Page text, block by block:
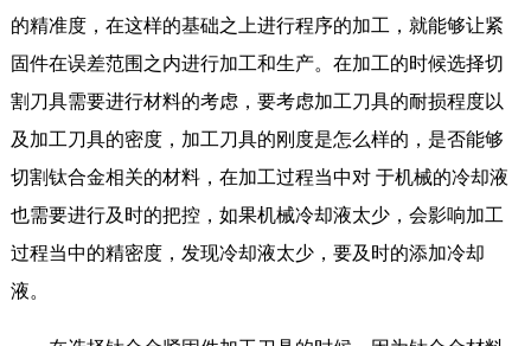
的精准度，在这样的基础之上进行程序的加工，就能够让紧
固件在误差范围之内进行加工和生产。在加工的时候选择切
割刀具需要进行材料的考虑，要考虑加工刀具的耐损程度以
及加工刀具的密度，加工刀具的刚度是怎么样的，是否能够
切割钛合金相关的材料，在加工过程当中对 于机械的冷却液
也需要进行及时的把控，如果机械冷却液太少，会影响加工
过程当中的精密度，发现冷却液太少，要及时的添加冷却
液。